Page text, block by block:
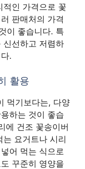
인 가격으로 꽃
판매처의 가격
이 좋습니다. 특
신선하고 저렴하
.
활용
먹기보다는, 다양
하는 것이 좋습
에 건조 꽃송이버
요거트나 시리
어 먹는 식으로
꾸준히 영양을